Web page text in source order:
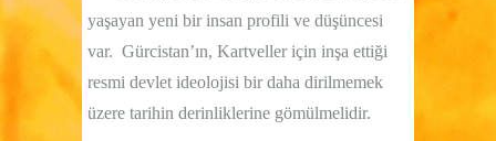
yaşayan yeni bir insan profili ve düşüncesi
var. Gürcistan’ın, Kartveller için inşa ettiği
resmi devlet ideolojisi bir daha dirilmemek
üzere tarihin derinliklerine gömülmelidir.